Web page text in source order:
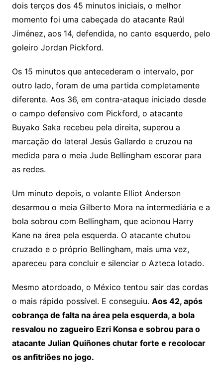
dois terços dos 45 minutos iniciais, o melhor
momento foi uma cabeçada do atacante Raúl
Jiménez, aos 14, defendida, no canto esquerdo, pelo
goleiro Jordan Pickford.
Os 15 minutos que antecederam o intervalo, por
outro lado, foram de uma partida completamente
diferente. Aos 36, em contra-ataque iniciado desde
o campo defensivo com Pickford, o atacante
Buyako Saka recebeu pela direita, superou a
marcação do lateral Jesús Gallardo e cruzou na
medida para o meia Jude Bellingham escorar para
as redes.
Um minuto depois, o volante Elliot Anderson
desarmou o meia Gilberto Mora na intermediária e a
bola sobrou com Bellingham, que acionou Harry
Kane na área pela esquerda. O atacante chutou
cruzado e o próprio Bellingham, mais uma vez,
apareceu para concluir e silenciar o Azteca lotado.
Mesmo atordoado, o México tentou sair das cordas
o mais rápido possível. E conseguiu. Aos 42, após
cobrança de falta na área pela esquerda, a bola
resvalou no zagueiro Ezri Konsa e sobrou para o
atacante Julian Quiñones chutar forte e recolocar
os anfitriões no jogo.